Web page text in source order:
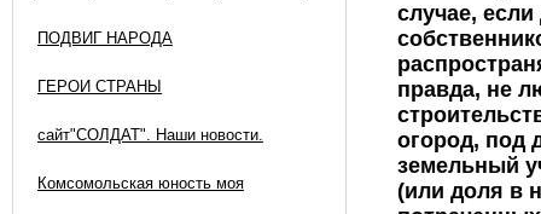
ПОДВИГ НАРОДА
ГЕРОИ СТРАНЫ
сайт"СОЛДАТ". Наши новости.
Комсомольская юность моя